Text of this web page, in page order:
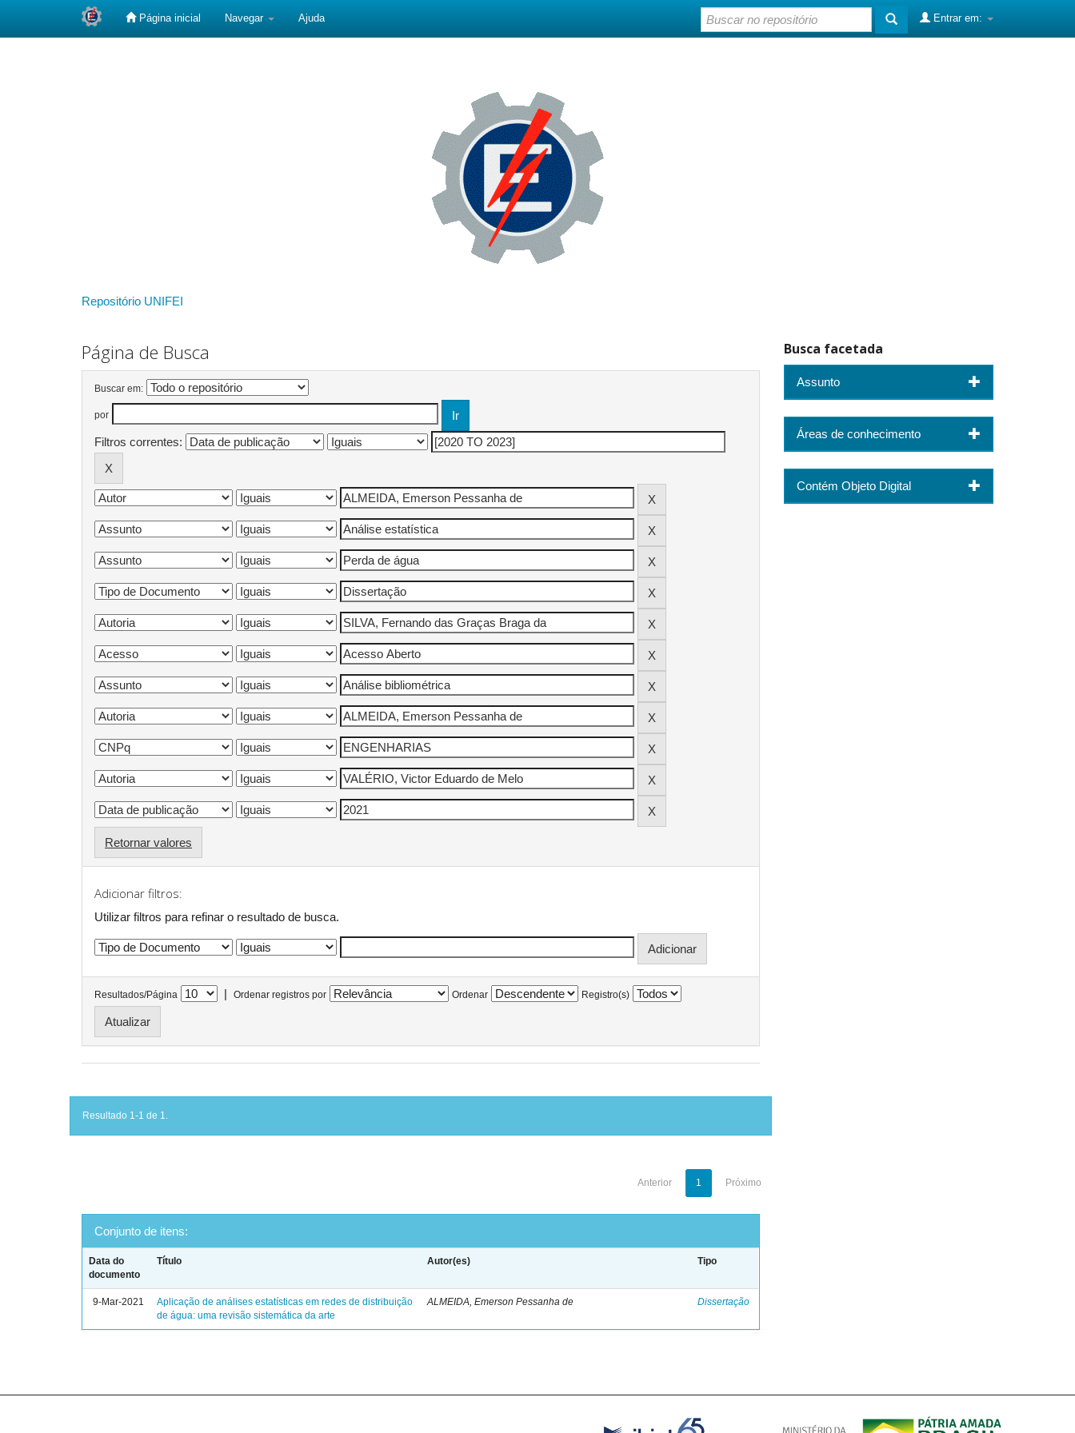
Página inicial Navegar Ajuda Entrar em:
Repositório UNIFEI
Página de Busca
Buscar em:
por
Filtros correntes:
Retornar valores
Adicionar filtros:
Utilizar filtros para refinar o resultado de busca.
Resultados/Página | Ordenar registros por Ordenar Registro(s)
Resultado 1-1 de 1.
Anterior 1 Próximo
Conjunto de itens:
Data do
documento
Título Autor(es) Tipo
9-Mar-2021
Aplicação de análises estatísticas em redes de distribuição
de água: uma revisão sistemática da arte
ALMEIDA, Emerson Pessanha de Dissertação
Busca facetada
Assunto
Áreas de conhecimento
Contém Objeto Digital